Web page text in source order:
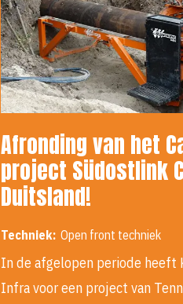
Afronding van het
project Südostlink
Duitsland!
Techniek: Open front techniek
In de afgelopen periode heeft
Infra voor een project van